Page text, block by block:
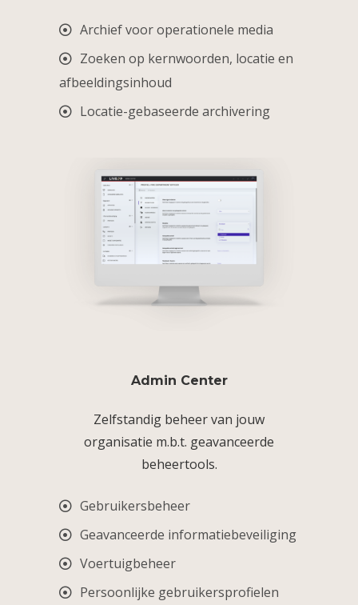
Archief voor operationele media
Zoeken op kernwoorden, locatie en
afbeeldingsinhoud
Locatie-gebaseerde archivering
Admin Center
Zelfstandig beheer van jouw
organisatie m.b.t. geavanceerde
beheertools.
Gebruikersbeheer
Geavanceerde informatiebeveiliging
Voertuigbeheer
Persoonlijke gebruikersprofielen